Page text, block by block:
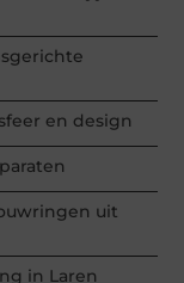
en design
uit
in Laren